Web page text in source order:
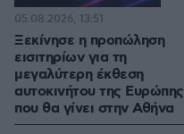
Ξεκίνησε η προπώληση
εισιτηρίων για τη
μεγαλύτερη έκθεση
αυτοκινήτου της Ευρώπης
που θα γίνει στην Αθήνα
05.08.2026, 13:51